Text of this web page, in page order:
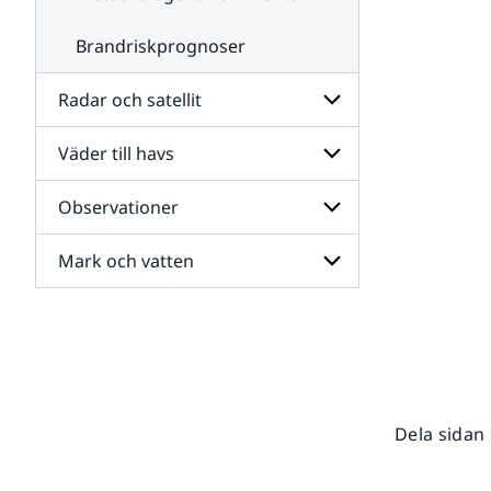
Brandriskprognoser
Radar och satellit
Undersidor
för
Radar
och
satellit
Väder till havs
Undersidor
för
Väder
till
havs
Observationer
Undersidor
för
Mark och vatten
Dela sidan